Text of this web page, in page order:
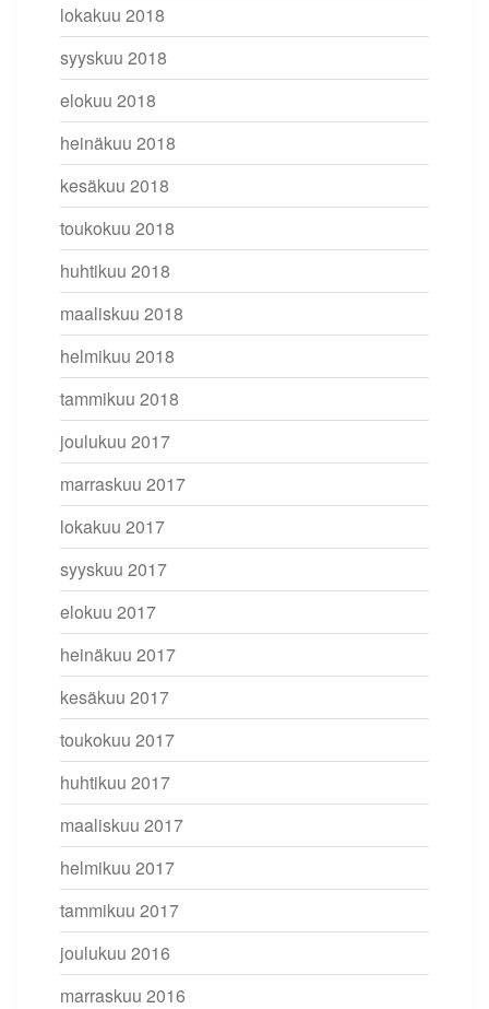
lokakuu 2018
syyskuu 2018
elokuu 2018
heinäkuu 2018
kesäkuu 2018
toukokuu 2018
huhtikuu 2018
maaliskuu 2018
helmikuu 2018
tammikuu 2018
joulukuu 2017
marraskuu 2017
lokakuu 2017
syyskuu 2017
elokuu 2017
heinäkuu 2017
kesäkuu 2017
toukokuu 2017
huhtikuu 2017
maaliskuu 2017
helmikuu 2017
tammikuu 2017
joulukuu 2016
marraskuu 2016